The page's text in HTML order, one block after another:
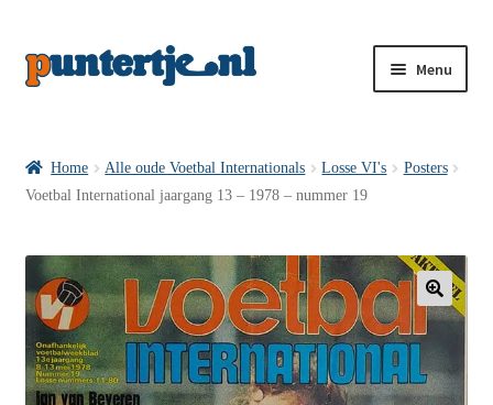
Menu
VI’s met Hollandse Velden
VI’s met Posters
Home Alle oude Voetbal Internationals Losse VI's
Posters
Voetbal International jaargang 13 – 1978 – nummer 19
🔍